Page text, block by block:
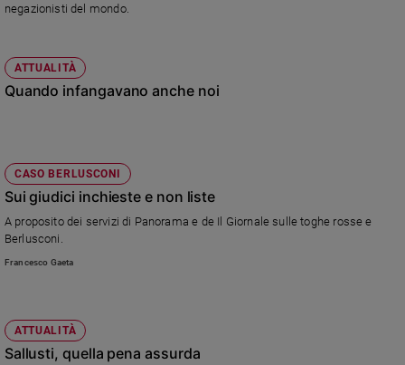
spiritualità
Santi
Parola
del
Santo
e
valori
negazionisti del mondo.
ATTUALITÀ
Quando infangavano anche noi
CASO BERLUSCONI
Sui giudici inchieste e non liste
A proposito dei servizi di Panorama e de Il Giornale sulle toghe rosse e
Berlusconi.
Francesco Gaeta
ATTUALITÀ
Sallusti, quella pena assurda